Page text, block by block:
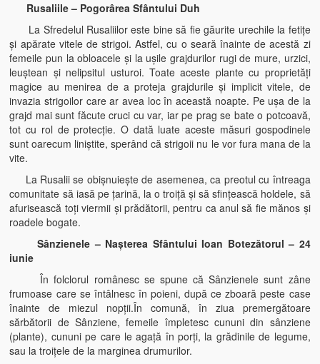
Rusaliile – Pogorârea Sfântului Duh
La Sfredelul Rusaliilor este bine să fie găurite urechile la fetiţe
şi apărate vitele de strigoi. Astfel, cu o seară înainte de acestă zi
femeile pun la obloacele şi la uşile grajdurilor rugi de mure, urzici,
leuştean şi nelipsitul usturoi. Toate aceste plante cu proprietăţi
magice au menirea de a proteja grajdurile şi implicit vitele, de
invazia strigoilor care ar avea loc în această noapte. Pe uşa de la
grajd mai sunt făcute cruci cu var, iar pe prag se bate o potcoavă,
tot cu rol de protecţie. O dată luate aceste măsuri gospodinele
sunt oarecum liniştite, sperând că strigoii nu le vor fura mana de la
vite.
La Rusalii se obişnuieşte de asemenea, ca preotul cu întreaga
comunitate să iasă pe ţarină, la o troiţă şi să sfinţească holdele, să
afurisească toţi viermii şi prădătorii, pentru ca anul să fie mănos şi
roadele bogate.
Sânzienele – Naşterea Sfântului Ioan Botezătorul – 24
iunie
În folclorul românesc se spune că Sânzienele sunt zâne
frumoase care se întâlnesc în poieni, după ce zboară peste case
înainte de miezul nopţii.În comună, în ziua premergătoare
sărbătorii de Sânziene, femeile împletesc cununi din sânziene
(plante), cununi pe care le agaţă în porţi, la grădinile de legume,
sau la troiţele de la marginea drumurilor.